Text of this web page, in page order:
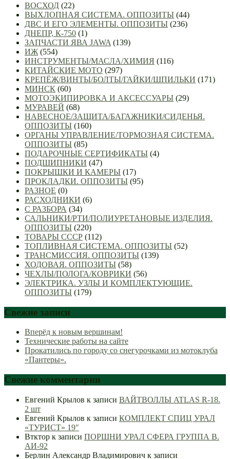
ВОСХОД (22)
ВЫХЛОПНАЯ СИСТЕМА. ОППОЗИТЫ (44)
ДВС И ЕГО ЭЛЕМЕНТЫ. ОППОЗИТЫ (236)
ДНЕПР, К-750 (1)
ЗАПЧАСТИ ЯВА JAWA (139)
ИЖ (554)
ИНСТРУМЕНТЫ/МАСЛА/ХИМИЯ (116)
КИТАЙСКИЕ МОТО (297)
КРЕПЁЖ/ВИНТЫ/БОЛТЫ/ГАЙКИ/ШПИЛЬКИ (171)
МИНСК (60)
МОТОЭКИПИРОВКА И АКСЕССУАРЫ (29)
МУРАВЕЙ (68)
НАВЕСНОЕ/ЗАЩИТА/БАГАЖНИКИ/СИДЕНЬЯ.
ОППОЗИТЫ (160)
ОРГАНЫ УПРАВЛЕНИЕ/ТОРМОЗНАЯ СИСТЕМА.
ОППОЗИТЫ (85)
ПОДАРОЧНЫЕ СЕРТИФИКАТЫ (4)
ПОДШИПНИКИ (47)
ПОКРЫШКИ И КАМЕРЫ (17)
ПРОКЛАДКИ. ОППОЗИТЫ (95)
РАЗНОЕ (0)
РАСХОДНИКИ (6)
С РАЗБОРА (34)
САЛЬНИКИ/РТИ/ПОЛИУРЕТАНОВЫЕ ИЗДЕЛИЯ.
ОППОЗИТЫ (220)
ТОВАРЫ СССР (112)
ТОПЛИВНАЯ СИСТЕМА. ОППОЗИТЫ (52)
ТРАНСМИССИЯ. ОППОЗИТЫ (139)
ХОДОВАЯ. ОППОЗИТЫ (58)
ЧЕХЛЫ/ПОЛОГА/КОВРИКИ (56)
ЭЛЕКТРИКА. УЗЛЫ И КОМПЛЕКТУЮЩИЕ.
ОППОЗИТЫ (179)
Свежие записи
Вперёд к новым вершинам!
Технические работы на сайте
Прокатились по городу со снегурочками из мотоклуба
«Пантеры».
Свежие комментарии
Евгений Крылов к записи ВАЙТВОЛЛЫ ATLAS R-18.
2 шт
Евгений Крылов к записи КОМПЛЕКТ СПИЦ УРАЛ
«ТУРИСТ» 19″
Втктор к записи ПОРШНИ УРАЛ СФЕРА ГРУППА В.
АИ-92
Берлин Александр Владимирович к записи